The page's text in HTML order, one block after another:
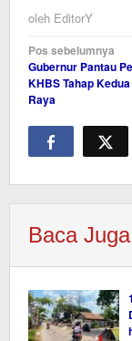
oleh EditorY
Navigasi
pos
Pos sebelumnya
Gubernur Pantau
KHBS Tahap
Raya
Baca Juga